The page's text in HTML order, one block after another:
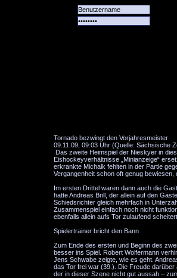
Tornado bezwingt den Vorjahresmeister
09.11.09, 09:03 Uhr (Quelle: Sächsische
Das zweite Heimspiel der Nieskyer in
Eishockeyverhältnisse „Minianzeige“
erkrankte Michalk fehlten in der Partie
Vergangenheit schon oft genug
Im ersten Drittel waren dann auch die
hatte Andreas Brill, der allein auf den
Schiedsrichter gleich mehrfach in
Zusammenspiel einfach noch nicht
ebenfalls allein aufs Tor zulaufend
Spielertrainer bricht den Bann
Zum Ende des ersten und Beginn des
besser ins Spiel. Robert Wolfermann
Jens Schwabe zeigte, wie es geht.
das Tor frei war (39.). Die Freude
der in dieser Szene nicht gut aussah –